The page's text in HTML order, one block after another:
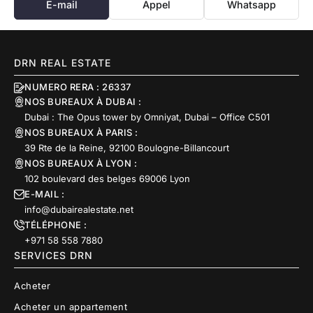
E-mail Appel Whatsapp
DRN REAL ESTATE
NUMERO RERA : 26337
NOS BUREAUX À DUBAI :
Dubai : The Opus tower by Omniyat, Dubai – Office C501
NOS BUREAUX À PARIS :
39 Rte de la Reine, 92100 Boulogne-Billancourt
NOS BUREAUX À LYON :
102 boulevard des belges 69006 Lyon
E-MAIL :
info@dubairealestate.net
TÉLÉPHONE :
+971 58 558 7880
SERVICES DRN
Acheter
Acheter un appartement